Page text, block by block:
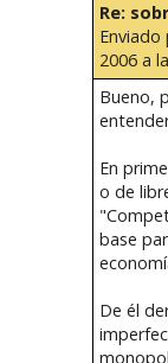
Re:
Enviado
2006 a
Bueno,
En
o de
base
De él